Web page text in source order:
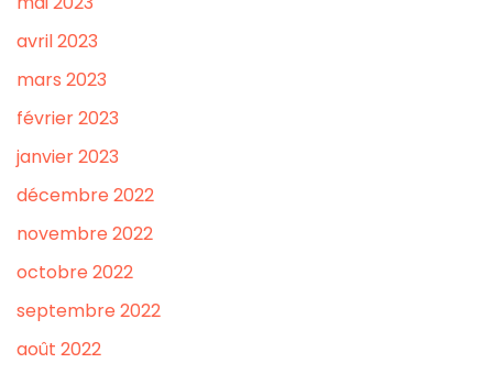
avril 2023
mars 2023
février 2023
janvier 2023
décembre 2022
novembre 2022
octobre 2022
septembre 2022
août 2022